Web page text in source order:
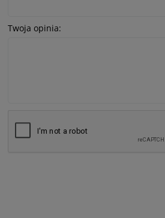
Twoja opinia: